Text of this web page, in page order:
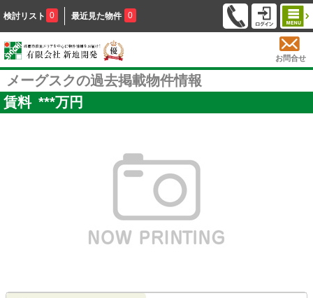
検討リスト 0 最近見た物件 0
お問合せ
メーグスクの過去掲載物件情報
賃料 ***万円